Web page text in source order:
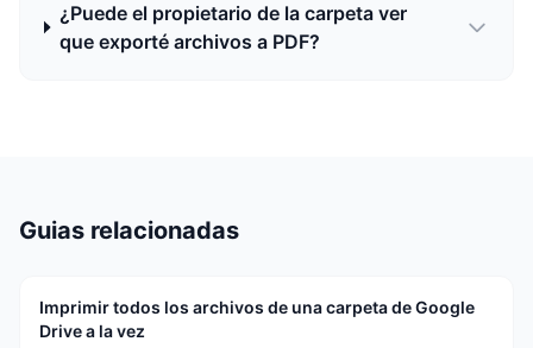
¿Puede el propietario de la carpeta ver
que exporté archivos a PDF?
Guias relacionadas
Imprimir todos los archivos de una carpeta de Google
Drive a la vez